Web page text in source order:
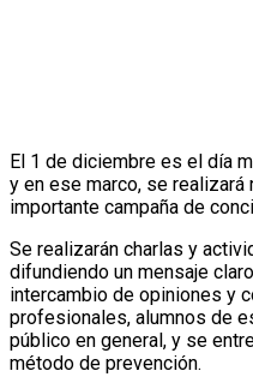
El 1 de diciembre es el día
y en ese marco, se realizará
importante campaña de
Se realizarán charlas y
difundiendo un mensaje
intercambio de opiniones y
profesionales, alumnos de
público en general, y se
método de prevención.